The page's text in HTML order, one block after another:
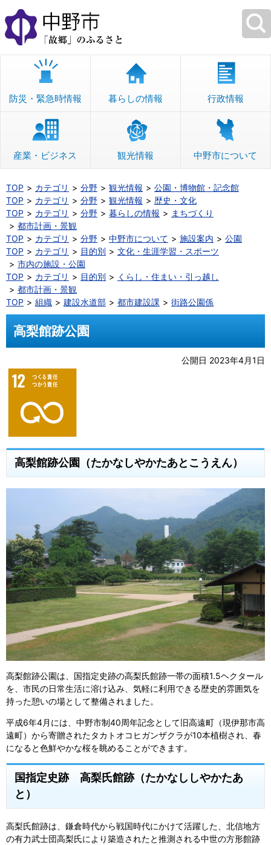
本
文
へ
移
防災・緊急時情報 暮らしの情報 行政情報
産業・ビジネス 観光情報 中野市について
TOP カテゴリ 分野 観光情報
公園・博物館・記念館
TOP
カテゴリ 分野 観光情報
歴史・文化
TOP
カテゴリ 分野 暮らしの情報
まちづくり
都市計画・景観
TOP
カテゴリ 分野 中野市について 施設案内
公園
TOP
カテゴリ 目的別
文化・生涯学習・スポーツ
市内の施設・公園
TOP
カテゴリ 目的別
くらし・住まい・引っ越し
都市計画・景観
TOP
組織 建設水道部 都市建設課 街路公園係
高梨館跡公園
公開日 2023年4月1日
高梨館跡公園（たかなしやかたあとこうえん）
高梨館跡公園は、国指定史跡の高梨氏館跡一帯の面積1.5ヘクタール
を、市民の日常生活に溶け込み、気軽に利用できる歴史的雰囲気を
持った憩いの場として整備されました。
平成6年4月には、中野市制40周年記念として旧高遠町（現伊那市高
遠町）から寄贈されたタカトオコヒガンザクラが10本植樹され、春
になると色鮮やかな桜を眺めることができます。
国指定史跡 高梨氏館跡（たかなししやかたあ
と）
高梨氏館跡は、鎌倉時代から戦国時代にかけて活躍した、北信地方
の有力武士団高梨氏により築造されたと推測される中世の方形館跡